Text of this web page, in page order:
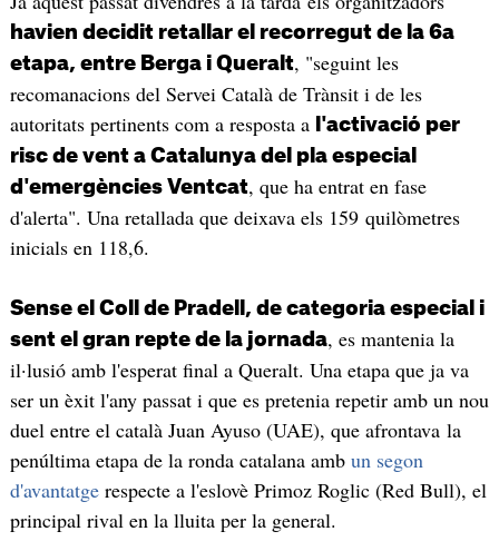
havien decidit retallar el recorregut de la 6a
etapa, entre Berga i Queralt, "seguint les
recomanacions del Servei Català de Trànsit i de les
autoritats pertinents com a resposta a
l'activació per
risc de vent a Catalunya del pla especial
d'emergències Ventcat, que ha entrat en fase
d'alerta". Una retallada que deixava els 159 quilòmetres
inicials en 118,6.
Sense el Coll de Pradell, de categoria especial i
sent el gran repte de la jornada, es mantenia la
il·lusió amb l'esperat final a Queralt. Una etapa que ja va
ser un èxit l'any passat i que es pretenia repetir amb un nou
duel entre el català Juan Ayuso (UAE), que afrontava la
penúltima etapa de la ronda catalana amb un segon
d'avantatgerespecte a l'eslovè Primoz Roglic (Red Bull), el
principal rival en la lluita per la general.